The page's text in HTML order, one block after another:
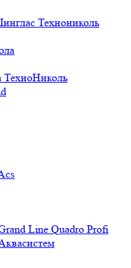
Технониколь
ТехноНиколь
Line Quadro Profi